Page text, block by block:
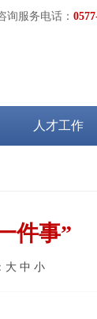
询服务电话：
人才工作
件事”
大 中 小